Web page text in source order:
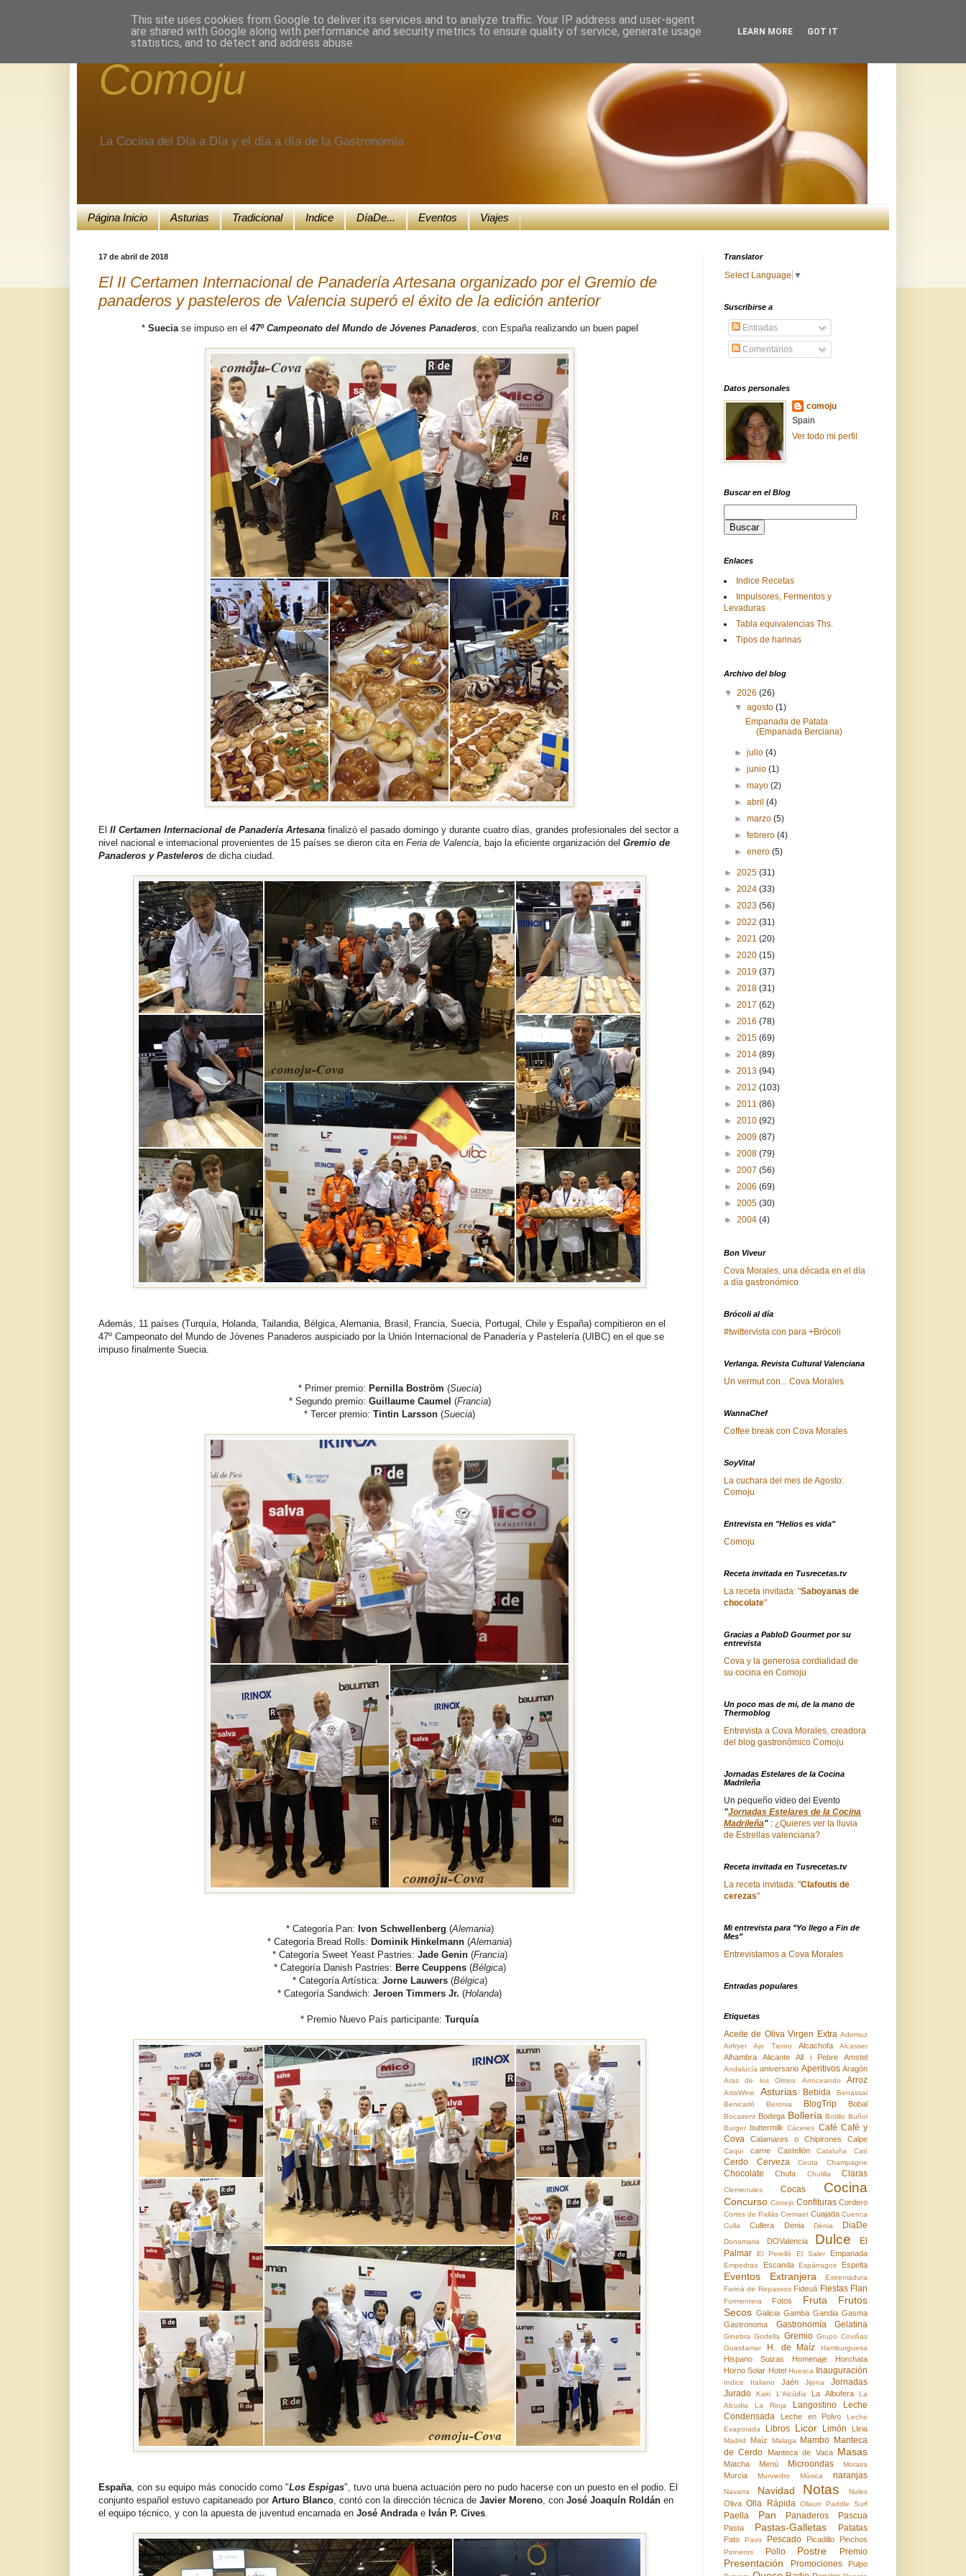
Comoju
La Cocina del Día a Día y el día a día de la Gastronomía
Página Inicio Asturias Tradicional Indice DíaDe... Eventos Viajes
17 de abril de 2018
El II Certamen Internacional de Panadería Artesana organizado por el Gremio de
panaderos y pasteleros de Valencia superó el éxito de la edición anterior
* Sueciase impuso en el 47º Campeonato del Mundo de Jóvenes Panaderos, con España realizando un buen papel
El II Certamen Internacional de Panadería Artesana finalizó el pasado domingo y durante cuatro días, grandes profesionales del sector a
nivel nacional e internacional provenientes de 15 países se dieron cita en Feria de Valencia , bajo la eficiente organización del Gremio de
Panaderos y Pasteleros de dicha ciudad.
Además, 11 países (Turquía, Holanda, Tailandia, Bélgica, Alemania, Brasil, Francia, Suecia, Portugal, Chile y España) compitieron en el
47º Campeonato del Mundo de Jóvenes Panaderos auspiciado por la Unión Internacional de Panadería y Pastelería (UIBC) en el que se
impuso finalmente Suecia.
* Primer premio: Pernilla Boström (Suecia)
* Segundo premio: Guillaume Caumel (Francia)
* Tercer premio: Tintin Larsson (Suecia)
* Categoría Pan: Ivon Schwellenberg (Alemania)
* Categoría Bread Rolls: Dominik Hinkelmann (Alemania)
* Categoría Sweet Yeast Pastries: Jade Genin(Francia)
* Categoría Danish Pastries: Berre Ceuppens(Bélgica)
* Categoría Artística: Jorne Lauwers(Bélgica)
* Categoría Sandwich: Jeroen Timmers Jr. (Holanda)
* Premio Nuevo País participante: Turquía
España , con su equipo más conocido como "Los Espigas", tuvo una buena actuación pero no pudo hacerse con un puesto en el podio. El
conjunto español estuvo capitaneado por Arturo Blanco , contó con la dirección técnica de Javier Moreno , con José Joaquín Roldán en
el equipo técnico, y con la apuesta de juventud encarnada en José Andrada e Iván P. Cives
Translator
Select Language ▼
Suscribirse a
Entradas
Comentarios
Datos personales
comoju
Spain
Ver todo mi perfil
Buscar en el Blog
Enlaces
Indice Recetas
Impulsores, Fermentos y
Levaduras
Tabla equivalencias Ths.
Tipos de harinas
Archivo del blog
▼ 2026 (26)
▼agosto(1)
Empanada de Patata
(Empanada Berciana)
►julio(4)
►junio(1)
►mayo(2)
►abril(4)
►marzo(5)
►febrero(4)
►enero(5)
► 2025 (31)
► 2024 (33)
► 2023 (56)
► 2022 (31)
► 2021 (20)
► 2020 (15)
► 2019 (37)
► 2018 (31)
► 2017 (62)
► 2016 (78)
► 2015 (69)
► 2014 (89)
► 2013 (94)
► 2012 (103)
► 2011 (86)
► 2010 (92)
► 2009 (87)
► 2008 (79)
► 2007 (56)
► 2006 (69)
► 2005 (30)
► 2004 (4)
Bon Viveur
Cova Morales, una década en el día
a día gastronómico
Brócoli al día
#twittervista con para +Brócoli
Verlanga. Revista Cultural Valenciana
Un vermut con... Cova Morales
WannaChef
Coffee break con Cova Morales
SoyVital
La cuchara del mes de Agosto:
Comoju
Entrevista en "Helios es vida"
Comoju
Receta invitada en Tusrecetas.tv
La receta invitada: "Saboyanas de
chocolate"
Gracias a PabloD Gourmet por su
entrevista
Cova y la generosa cordialidad de
su cocina en Comoju
Un poco mas de mi, de la mano de
Thermoblog
Entrevista a Cova Morales, creadora
del blog gastronómico Comoju
Jornadas Estelares de la Cocina
Madrileña
Un pequeño vídeo del Evento
"Jornadas Estelares de la Cocina
Madrileña" : ¿Quieres ver la lluvia
de Estrellas valenciana?
Receta invitada en Tusrecetas.tv
La receta invitada: "Clafoutis de
cerezas"
Mi entrevista para "Yo llego a Fin de
Mes"
Entrevistamos a Cova Morales
Entradas populares
Etiquetas
Aceite de Oliva Virgen Extra Ademuz
Airfryer
Ajo Tierno Alcachofa Alcasser
Alhambra Alicante All i Pebre Amstel
Andalucía aniversario Aperitivos Aragón
Aras de los Olmos Arroceando Arroz
ArtisWine Asturias Bebida
Benassal
Benicarló
Beronia BlogTrip Bobal
Bocairent Bodega Bollería Botillo Buñol
Burger buttermilk Cáceres Café Café y
Cova
Calamares o Chipirones Calpe
Caqui carne Castellón Cataluña Catí
Cerdo Cerveza Ceuta Champagne
Chocolate Chufa Chulilla Claras
Clemenules Cocas Cocina
Concurso Conejo Confituras Cordero
Cortes de Pallás Cremaet Cuajada Cuenca
Culla
Cullera Denia Dénia DiaDe
Donamaria DOValencia Dulce
El
Palmar
El Perelló El Saler Empanada
Empedrao Escanda Espárragos Espelta
Eventos Extranjera
Extremadura
Farinà de Repassos Fideuá Fiestas Flan
Formentera Fotos Fruta
Frutos
Secos Galicia Gamba Gandia Gasma
Gastronoma
Gastronomía Gelatina
Ginebra Godella Gremio Grupo Coviñas
Guardamar
H. de Maíz Hamburguesa
Hispano Suizas Homenaje
Horchata
Horno Solar Hotel Huesca Inauguración
Indice Italiano Jaén Jijona
Jornadas
Jurado
Kaki L'Alcúdia La Albufera
La
Alcudia
La Rioja Langostino
Leche
Condensada
Leche en Polvo
Leche
Evaporada
Libros Licor Limón Lliria
Madrid Maíz Malaga Mambo Manteca
de Cerdo
Manteca de Vaca Masas
Matcha Menú Microondas Moraira
Murcia Murviedro Música naranjas
Navarra Navidad Notas Nules
Oliva Olla Rápida Ollauri Paddle Surf
Paella Pan Panaderos Pascua
Pasta Pastas-Galletas Patatas
Pato Pavo Pescado Picadillo Pinchos
Pioneros Pollo Postre Premio
Presentación Promociones Pulpo
This site uses cookies from Google to deliver its services and to analyze traffic. Your IP address and user-agent
are shared with Google along with performance and security metrics to ensure quality of service, generate usage
statistics, and to detect and address abuse.
LEARN MORE GOT IT